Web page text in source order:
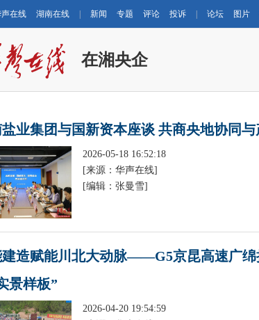
在线 湖南在线 新闻 专题 评论 投诉 论坛 图片
在湘央企
业集团与国新资本座谈 共商央地协同
2026-05-18 16:52:18
[来源：华声在线]
[编辑：张曼雪]
造赋能川北大动脉——G5京昆高速广绵
景样板”
2026-04-20 19:54:59